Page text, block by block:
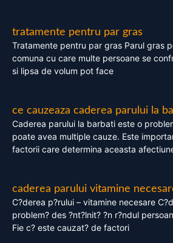
tratamente pentru par gras
Tratamente pentru par gras Parul gras
comuna cu care multe persoane se
si lipsa de volum pot face
ce cauzeaza caderea parului la
Caderea parului la barbati este o
poate avea multiple cauze. Este
factorii care determina aceasta
caderea parului vitamine
C?derea p?rului – vitamine necesare
problem? des ?nt?lnit? ?n r?ndul
Fie c? este cauzat? de factori